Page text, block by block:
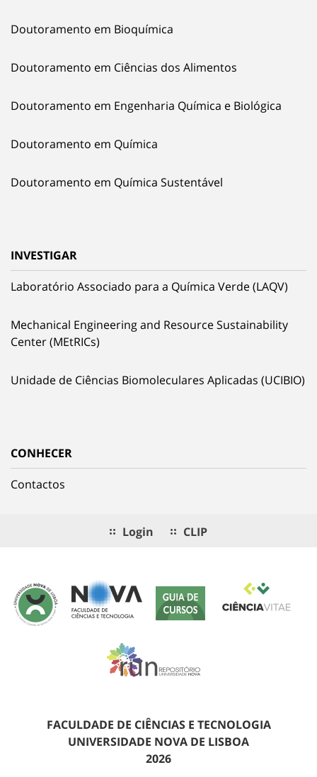
Doutoramento em Bioquímica
Doutoramento em Ciências dos Alimentos
Doutoramento em Engenharia Química e Biológica
Doutoramento em Química
Doutoramento em Química Sustentável
INVESTIGAR
Laboratório Associado para a Química Verde (LAQV)
Mechanical Engineering and Resource Sustainability
Center (MEtRICs)
Unidade de Ciências Biomoleculares Aplicadas (UCIBIO)
CONHECER
Contactos
Login CLIP
FACULDADE DE CIÊNCIAS E TECNOLOGIA
UNIVERSIDADE NOVA DE LISBOA
2026